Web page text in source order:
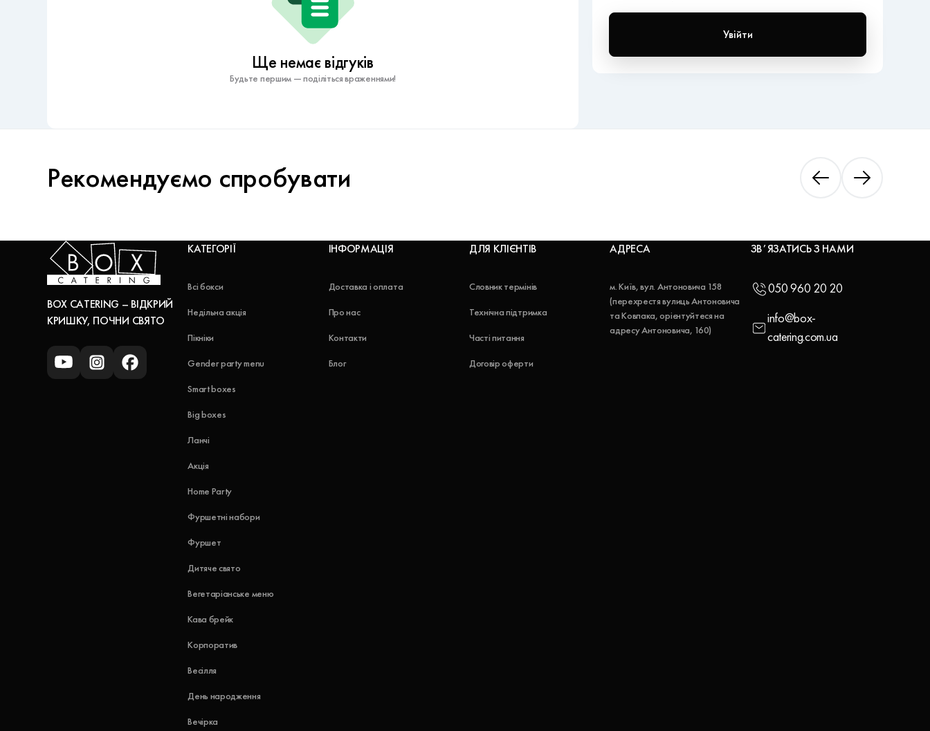
Ще немає відгуків
Будьте першим — поділіться враженнями!
Увійти
Рекомендуємо спробувати
BOX CATERING – ВІДКРИЙ
КРИШКУ, ПОЧНИ СВЯТО
КАТЕГОРІЇ
Всі бокси
Недільна акція
Пікніки
Gender party menu
Smart boxes
Big boxes
Ланчі
Акція
Home Party
Фуршетні набори
Фуршет
Дитяче свято
Вегетаріанське меню
Кава брейк
Корпоратив
Весілля
День народження
Вечірка
ІНФОРМАЦІЯ
Доставка і оплата
Про нас
Контакти
Блог
ДЛЯ КЛІЄНТІВ
Словник термінів
Технічна підтримка
Часті питання
Договір оферти
АДРЕСА
м. Київ, вул. Антоновича 158
(перехрестя вулиць Антоновича
та Ковпака, орієнтуйтеся на
адресу Антоновича, 160)
ЗВʼЯЗАТИСЬ З НАМИ
050 960 20 20
info@box-
catering.com.ua